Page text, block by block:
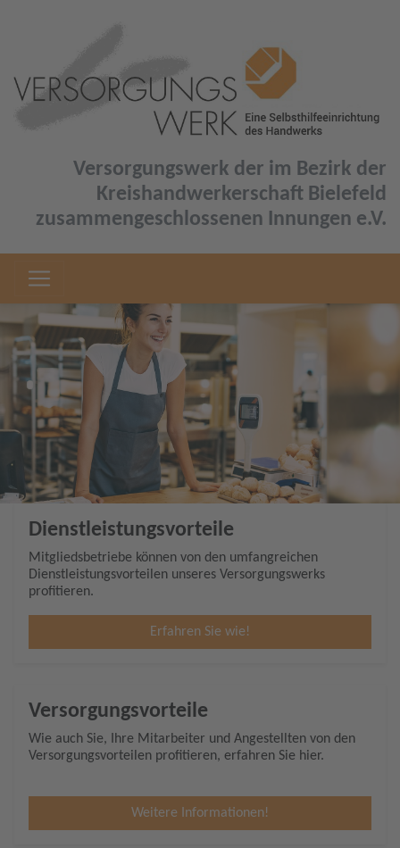
Versorgungswerk der im Bezirk der
Kreishandwerkerschaft Bielefeld
zusammengeschlossenen Innungen e.V.
Dienstleistungsvorteile
Mitgliedsbetriebe können von den umfangreichen
Dienstleistungsvorteilen unseres Versorgungswerks
profitieren.
Erfahren Sie wie!
Versorgungsvorteile
Wie auch Sie, Ihre Mitarbeiter und Angestellten von den
Versorgungsvorteilen profitieren, erfahren Sie hier.
Weitere Informationen!